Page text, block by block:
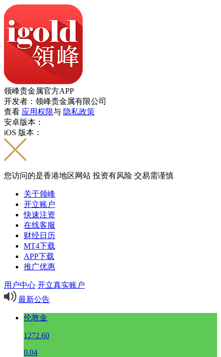
领峰贵金属官方APP
开发者：领峰贵金属有限公司
查看 应用权限与 隐私政策
安卓版本：
iOS 版本：
您访问的是香港地区网站 投资有风险 交易需谨慎
关于领峰
开立账户
快速注资
在线客服
财经日历
MT4下载
APP下载
推广优惠
用户中心 开立真实账户
最新公告
伦敦金
1272.60
0.04